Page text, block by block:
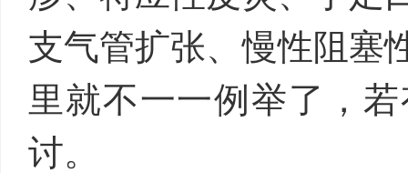
支气管扩张、慢性阻塞
里就不一一例举了，
讨。